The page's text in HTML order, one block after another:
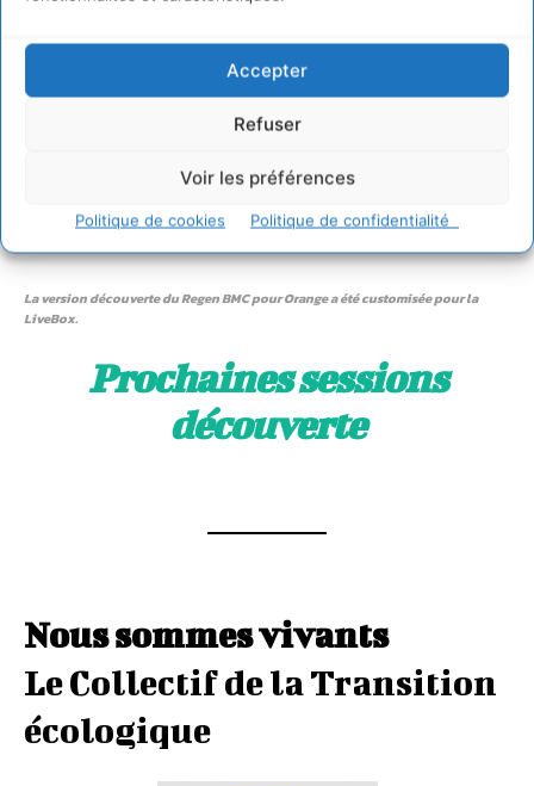
Accepter
Refuser
Voir les préférences
Politique de cookies Politique de confidentialité
numérique. Le business model canvas de l’entreprise
régénérative a évolué grâce aux retours d’expérience et
existe maintenant en 3 versions sectorielles :
le T-shirt en Ortie
la Box numérique écoresponsable.
La version découverte du Regen BMC pour Orange a été customisée pour la
LiveBox.
Prochaines sessions
découverte
Nous sommes vivants
Le Collectif de la Transition
écologique